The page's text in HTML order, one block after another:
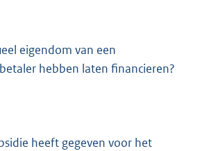
eigendom van een
hebben laten financieren?
heeft gegeven voor het